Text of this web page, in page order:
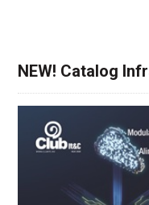
NEW! Catalog